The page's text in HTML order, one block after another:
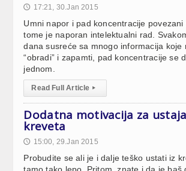
🕔 17:21, 30.Jan 2015
Umni napor i pad koncentracije povezani
tome je naporan intelektualni rad.
dana susreće sa mnogo informacija koje
“obradi” i zapamti, pad koncentracije se
jednom.
Read Full Article ▸
Dodatna motivacija za
kreveta
🕔 15:00, 29.Jan 2015
Probudite se ali je i dalje teško ustati iz